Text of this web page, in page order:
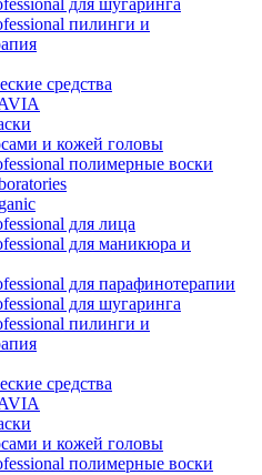
для шугаринга
пилинги и
средства
и кожей головы
полимерные воски
для лица
для маникюра и
для парафинотерапии
для шугаринга
пилинги и
средства
и кожей головы
полимерные воски